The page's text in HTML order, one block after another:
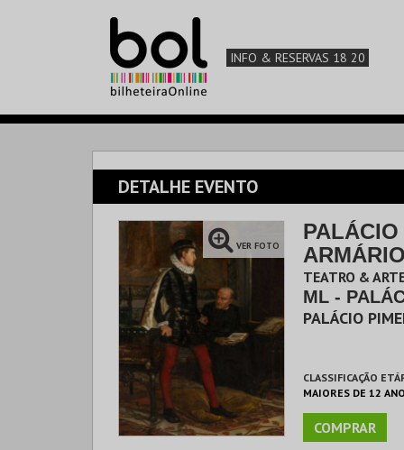
INFO & RESERVAS 18 20
DETALHE EVENTO
VER FOTO
TEATRO &
ML -
PALÁCIO
CLASSIFICAÇÃO
MAIORES DE 12
COMPRAR